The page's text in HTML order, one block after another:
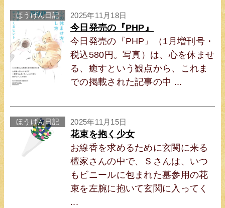
ほうげん日記 2025年11月18日
今日発売の『PHP』
今日発売の『PHP』（1月増刊号・
税込580円。写真）は、心を休ませ
る、癒すという観点から、これま
での掲載された記事の中 ...
ほうげん日記 2025年11月15日
花束を抱く少女
お線香を求めるために玄関に来る
檀家さんの中で、Ｓさんは、いつ
もビニールに包まれた墓参用の花
束を左腕に抱いて玄関に入ってく
...